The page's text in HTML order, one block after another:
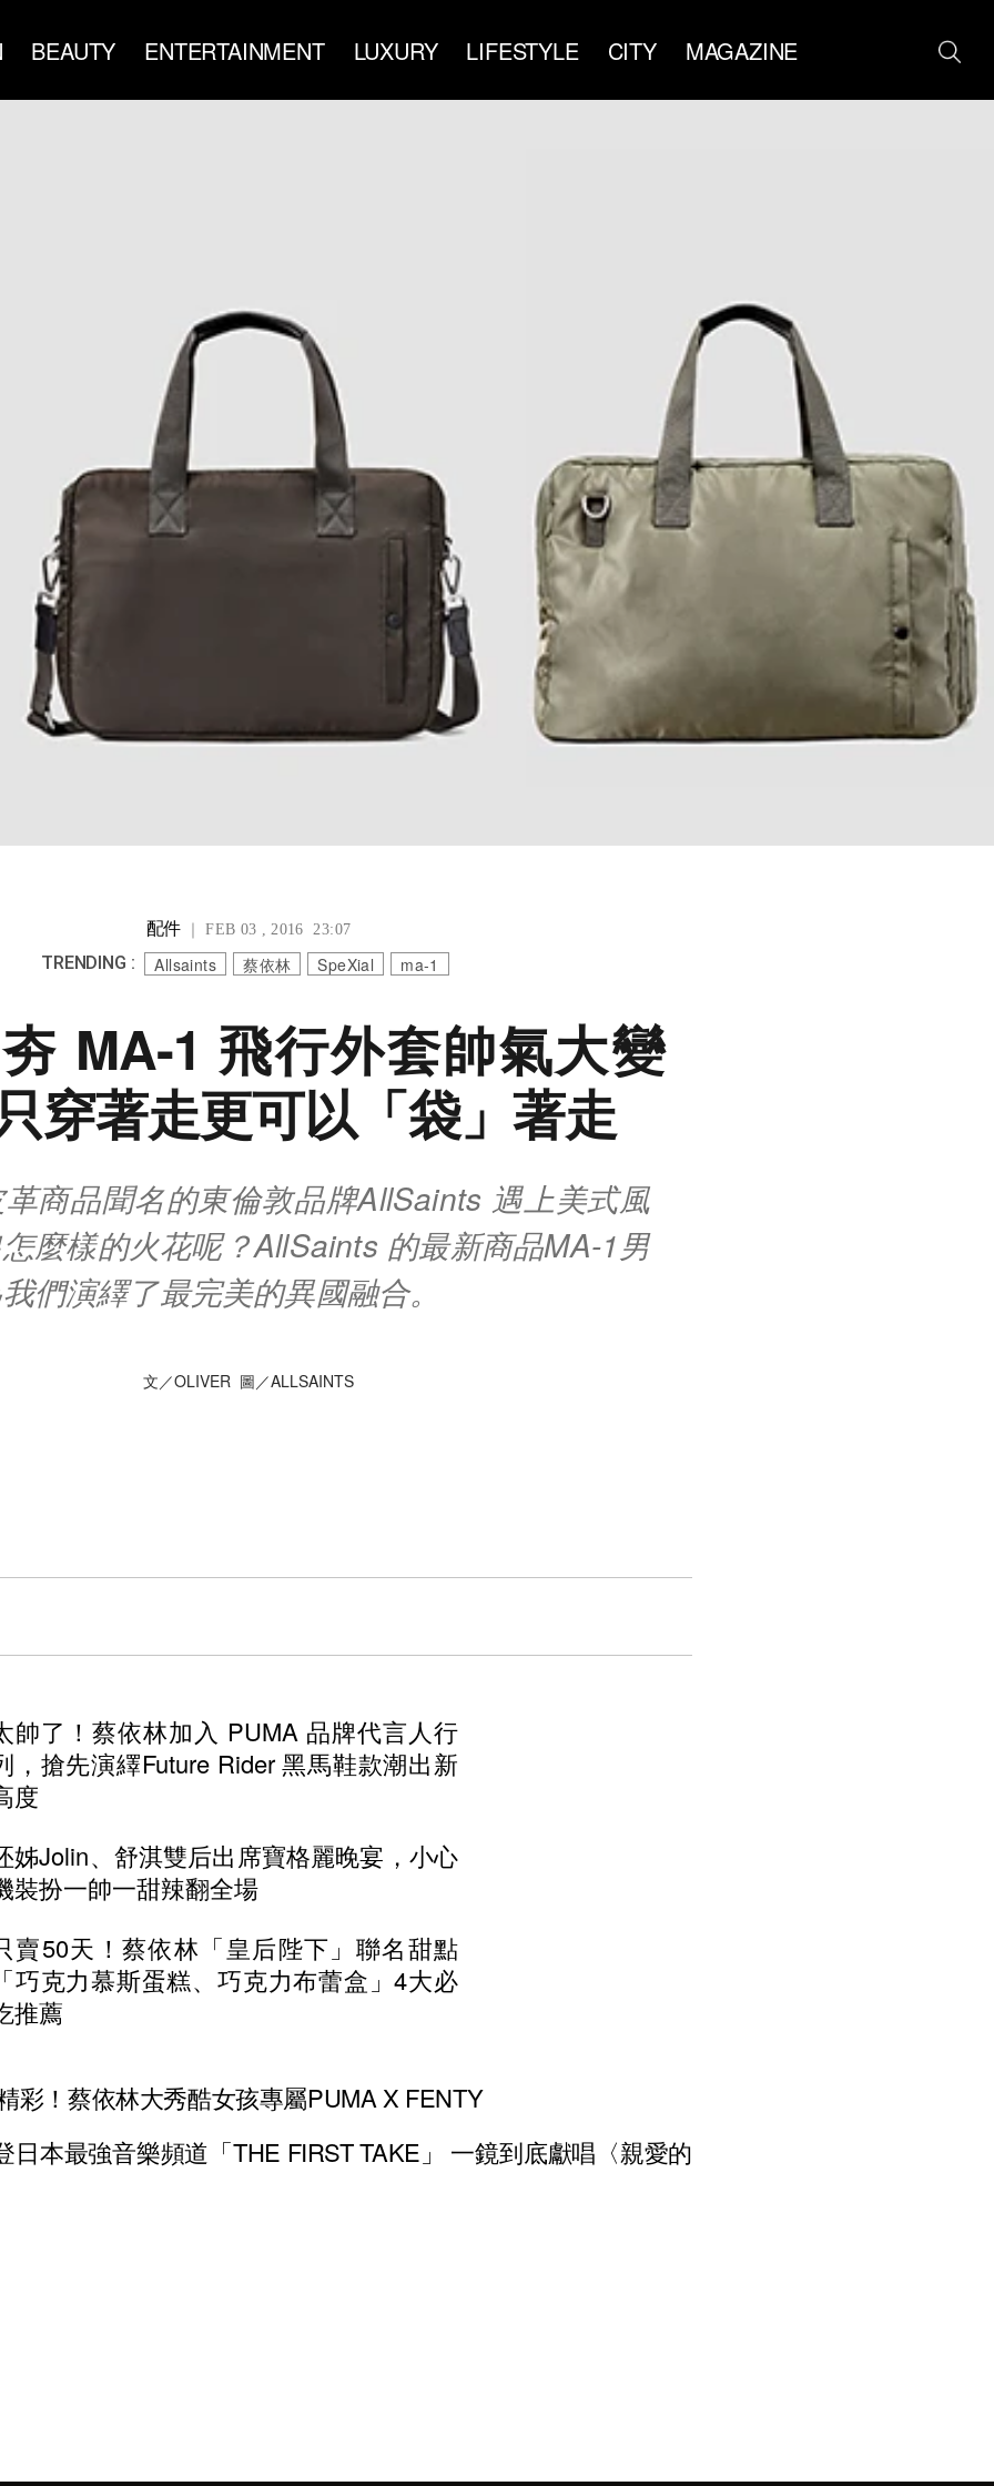
BEAUTY ENTERTAINMENT LUXURY LIFESTYLE CITY MAGAZINE
配件｜ FEB 03 , 2016 23:07
TRENDING : Allsaints 蔡依林 SpeXial ma-1
MA-1 飛行外套帥氣大變
穿著走更可以「袋」著走
商品聞名的東倫敦品牌AllSaints 遇上美式風
麼樣的火花呢？AllSaints 的最新商品MA-1男
們演繹了最完美的異國融合。
文／OLIVER 圖／ALLSAINTS
帥了！蔡依林加入 PUMA 品牌代言人行
，搶先演繹Future Rider 黑馬鞋款潮出新
度
姊Jolin、舒淇雙后出席寶格麗晚宴，小心
裝扮一帥一甜辣翻全場
賣50天！蔡依林「皇后陛下」聯名甜點
巧克力慕斯蛋糕、巧克力布蕾盒」4大必
推薦
彩！蔡依林大秀酷女孩專屬PUMA X FENTY
日本最強音樂頻道「THE FIRST TAKE」 一鏡到底獻唱〈親愛的